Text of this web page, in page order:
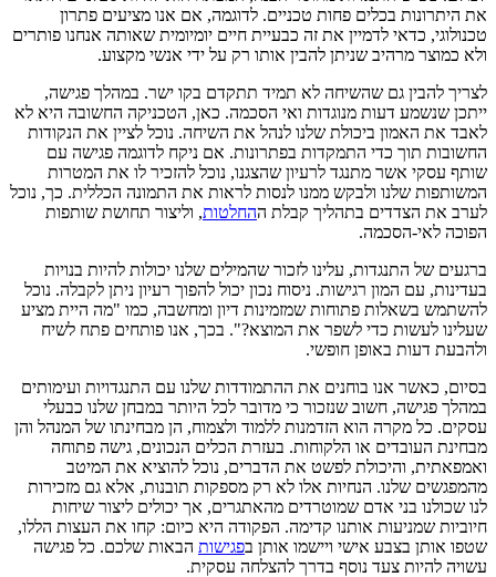
את היתרונות בכלים פחות טכניים. לדוגמה, אם אנו מציעים פתרון
טכנולוגי, כדאי לדמיין את זה כבעיית חיים יומיומית שאותה אנחנו פותרים
ולא כמוצר מרהיב שניתן להבין אותו רק על ידי אנשי מקצוע.
לצריך להבין גם שהשיחה לא תמיד תתקדם בקו ישר. במהלך פגישה,
ייתכן שנשמע דעות מנוגדות ואי הסכמה. כאן, הטכניקה החשובה היא לא
לאבד את האמון ביכולת שלנו לנהל את השיחה. נוכל לציין את הנקודות
החשובות תוך כדי התמקדות בפתרונות. אם ניקח לדוגמה פגישה עם
שותף עסקי אשר מתנגד לרעיון שהצגנו, נוכל להזכיר לו את המטרות
המשותפות שלנו ולבקש ממנו לנסות לראות את התמונה הכללית. כך, נוכל
לערב את הצדדים בתהליך קבלת ההחלטות, וליצור תחושת שותפות
הפוכה לאי-הסכמה.
ברגעים של התנגדות, עלינו לזכור שהמילים שלנו יכולות להיות בנויות
בעדינות, עם המון רגישות. ניסוח נכון יכול להפוך רעיון ניתן לקבלה. נוכל
להשתמש בשאלות פתוחות שמזמינות דיון ומחשבה, כמו "מה היית מציע
שעלינו לעשות כדי לשפר את המוצא?". בכך, אנו פותחים פתח לשיח
ולהבעת דעות באופן חופשי.
בסיום, כאשר אנו בוחנים את ההתמודדות שלנו עם התנגדויות ועימותים
במהלך פגישה, חשוב שנזכור כי מדובר לכל היותר במבחן שלנו כבעלי
עסקים. כל מקרה הוא הזדמנות ללמוד ולצמוח, הן מבחינתו של המנהל והן
מבחינת העובדים או הלקוחות. בעזרת הכלים הנכונים, גישה פתוחה
ואמפאתית, והיכולת לפשט את הדברים, נוכל להוציא את המיטב
מהמפגשים שלנו. הנחיות אלו לא רק מספקות תובנות, אלא גם מזכירות
לנו שכולנו בני אדם שמוטרדים מהאתגרים, אך יכולים ליצור שיחות
חיוביות שמניעות אותנו קדימה. הפקודה היא כיום: קחו את העצות הללו,
שטפו אותן בצבע אישי ויישמו אותן בפגישות הבאות שלכם. כל פגישה
עשויה להיות צעד נוסף בדרך להצלחה עסקית.